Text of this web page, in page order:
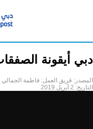
دبي أيقونة
المصدر: قريق العمل: فاطمة
التاريخ: 2 أبريل 2019